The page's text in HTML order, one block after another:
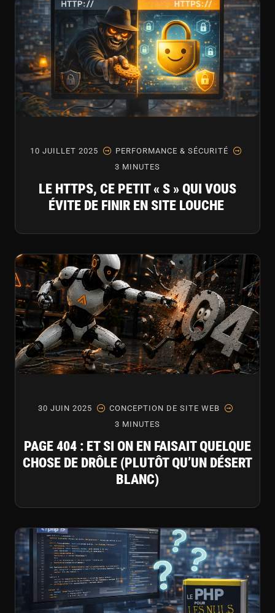
10 JUILLET 2025
PERFORMANCE & SÉCURITÉ
3 MINUTES
LE HTTPS, CE PETIT « S » QUI VOUS
ÉVITE DE FINIR EN SITE LOUCHE
30 JUIN 2025
CONCEPTION DE SITE WEB
3 MINUTES
PAGE 404 : ET SI ON EN FAISAIT QUELQUE
CHOSE DE DRÔLE (PLUTÔT QU’UN DÉSERT
BLANC)